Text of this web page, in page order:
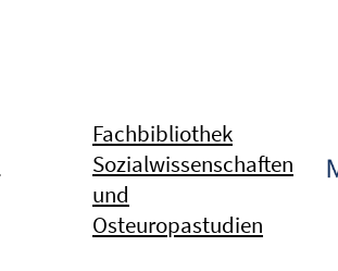
Fachbibliothek
Sozialwissenschaften
und
Osteuropastudien